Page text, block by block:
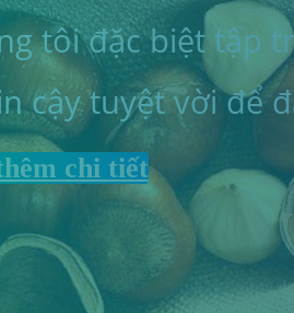
tôi đặc biệt tập
cậy tuyệt vời để
chi tiết